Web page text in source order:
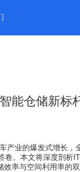
能仓储新标
产业的爆发式增长，
卷。本文将深度剖析
率与空间利用率的双